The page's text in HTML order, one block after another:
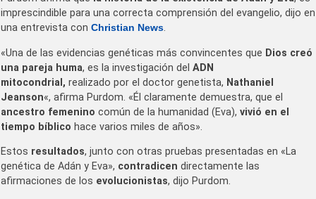
imprescindible para una correcta comprensión del evangelio, dijo en
una entrevista con Christian News.
«Una de las evidencias genéticas más convincentes que Dios creó
una pareja huma, es la investigación del ADN
mitocondrial, realizado por el doctor genetista, Nathaniel
Jeanson«, afirma Purdom. «Él claramente demuestra, que el
ancestro femenino común de la humanidad (Eva), vivió en el
tiempo bíblico hace varios miles de años».
Estos resultados, junto con otras pruebas presentadas en «La
genética de Adán y Eva», contradicen directamente las
afirmaciones de los evolucionistas, dijo Purdom.